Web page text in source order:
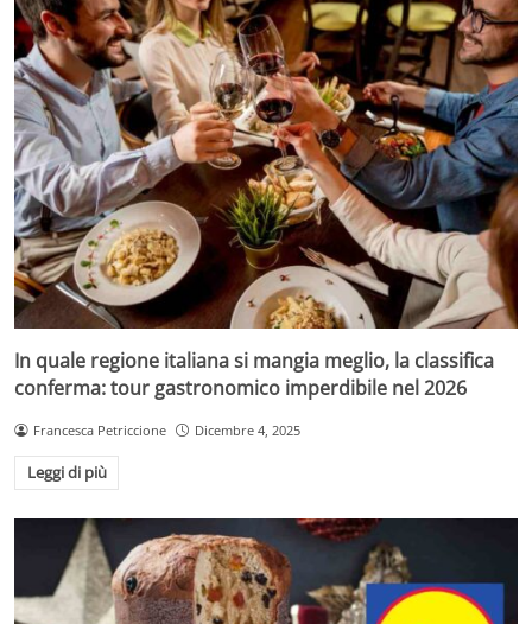
In quale regione italiana si mangia meglio, la classifica
conferma: tour gastronomico imperdibile nel 2026
Francesca Petriccione Dicembre 4, 2025
Leggi di più